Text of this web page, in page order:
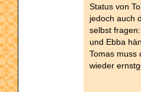
Status von
jedoch auch
selbst
und Ebba
Tomas muss
wieder